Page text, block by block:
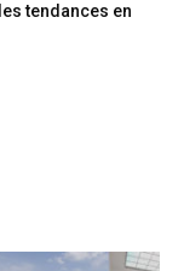
tendances en